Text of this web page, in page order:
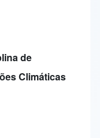
de
Climáticas